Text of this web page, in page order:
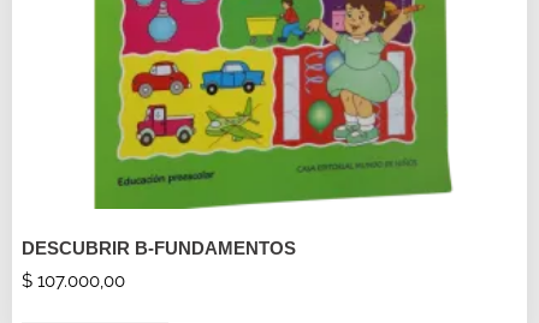
DESCUBRIR B-FUNDAMENTOS
$ 107.000,00